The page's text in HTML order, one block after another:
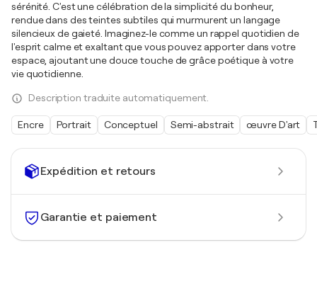
Expédition et retours
Garantie et paiement
sérénité. C'est une célébration de la simplicité du bonheur,
rendue dans des teintes subtiles qui murmurent un langage
silencieux de gaieté. Imaginez-le comme un rappel quotidien de
l'esprit calme et exaltant que vous pouvez apporter dans votre
espace, ajoutant une douce touche de grâce poétique à votre
vie quotidienne.
Description traduite automatiquement.
Encre Portrait Conceptuel Semi-abstrait œuvre D'art